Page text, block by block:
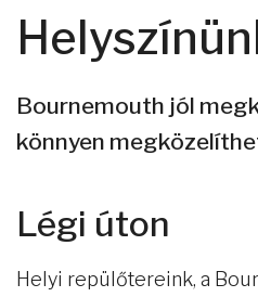
Bournemouth jól
könnyen
Légi úton
Helyi repülőtereink, a